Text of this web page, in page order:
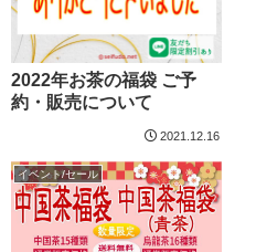
2022年お茶の福袋 ご予
約・販売について
2021.12.16
イベント/セール